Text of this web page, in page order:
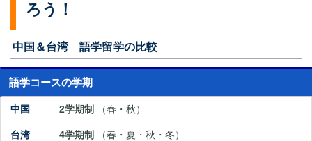
ろう！
中国＆台湾 語学留学の比較
語学コースの学期
2学期制 （春・秋）
4学期制
（春・夏・秋・冬）